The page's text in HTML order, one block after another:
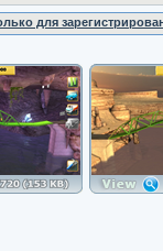
для